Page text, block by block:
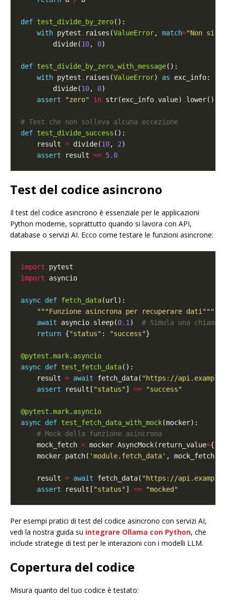
def test_divide_by_zero
with pytest . raises(ValueError, match="Non si
        divide(
10, 0
def test_divide_by_zero_with_message
with pytest . raises(ValueError) as
        divide(
10, 0
assert
"zero" in str(exc_info.value) .
# Test che non solleva alcuna eccezione
def test_divide_success
    result
= divide(10, 2
assert result == 5.0
Test del codice asincrono
Il test del codice asincrono è essenziale per le applicazioni
Python moderne, soprattutto quando si lavora con API,
database o servizi AI. Ecco come testare le funzioni asincrone:
import
import
async def fetch_data
"""Funzione asincrona per recuperare dati"""
await asyncio. sleep(0.1 ) # Simula una
return {"status" : "success"
@pytest.mark.asyncio
async def test_fetch_data
    result
= await fetch_data( "https://
assert result[ "status"] == "success"
@pytest.mark.asyncio
async def test_fetch_data_with_mock
# Mock della funzione asincrona
    mock_fetch
= mocker.AsyncMock(return_value={
    mocker
. patch( 'module.fetch_data'
    result
= await fetch_data( "https://
assert result[ "status"] == "mocked"
Per esempi pratici di test del codice asincrono con servizi AI,
vedi la nostra guida su integrare Ollama con Python, che
include strategie di test per le interazioni con i modelli LLM.
Copertura del codice
Misura quanto del tuo codice è testato: